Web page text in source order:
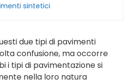
sintetici
due tipi di pavimenti
confusione, ma occorre
i tipi di pavimentazione si
nella loro natura